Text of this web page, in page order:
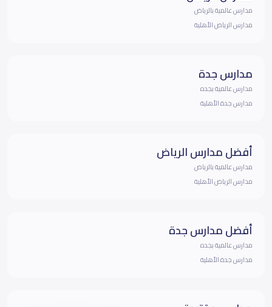
مدارس عالمية بالرياض
مدارس الرياض الأهلية
مدارس جدة
مدارس عالمية بجده
مدارس جدة الأهلية
أفضل مدارس الرياض
مدارس عالمية بالرياض
مدارس الرياض الأهلية
أفضل مدارس جدة
مدارس عالمية بجده
مدارس جدة الأهلية